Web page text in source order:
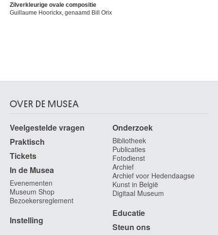
Zilverkleurige ovale compositie
Guillaume Hoorickx, genaamd Bill Orix
OVER DE MUSEA
Veelgestelde vragen
Praktisch
Tickets
In de Musea
Evenementen
Museum Shop
Bezoekersreglement
Instelling
Onderzoek
Bibliotheek
Publicaties
Fotodienst
Archief
Archief voor Hedendaagse
Kunst in België
Digitaal Museum
Educatie
Steun ons